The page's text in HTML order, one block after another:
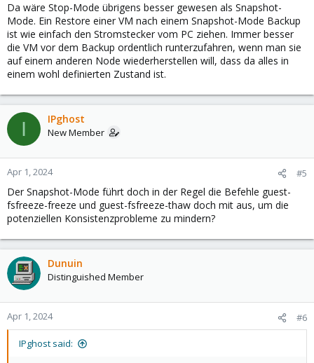
Da wäre Stop-Mode übrigens besser gewesen als Snapshot-
Mode. Ein Restore einer VM nach einem Snapshot-Mode Backup
ist wie einfach den Stromstecker vom PC ziehen. Immer besser
die VM vor dem Backup ordentlich runterzufahren, wenn man sie
auf einem anderen Node wiederherstellen will, dass da alles in
einem wohl definierten Zustand ist.
I IPghost
New Member
Apr 1, 2024 #5
Der Snapshot-Mode führt doch in der Regel die Befehle guest-
fsfreeze-freeze und guest-fsfreeze-thaw doch mit aus, um die
potenziellen Konsistenzprobleme zu mindern?
Dunuin
Distinguished Member
Apr 1, 2024 #6
IPghost said: